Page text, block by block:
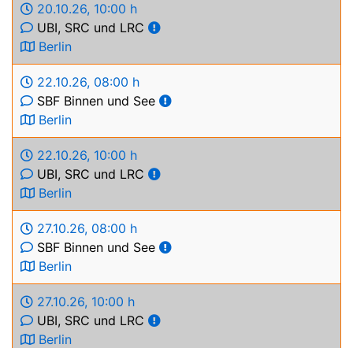
20.10.26, 10:00 h
UBI, SRC und LRC
Berlin
22.10.26, 08:00 h
SBF Binnen und See
Berlin
22.10.26, 10:00 h
UBI, SRC und LRC
Berlin
27.10.26, 08:00 h
SBF Binnen und See
Berlin
27.10.26, 10:00 h
UBI, SRC und LRC
Berlin